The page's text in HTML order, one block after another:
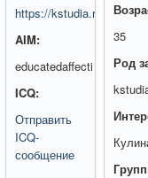
https://kstudia.ru/
AIM:
educatedaffecti
ICQ:
Отправить
ICQ-
сообщение
35
Род